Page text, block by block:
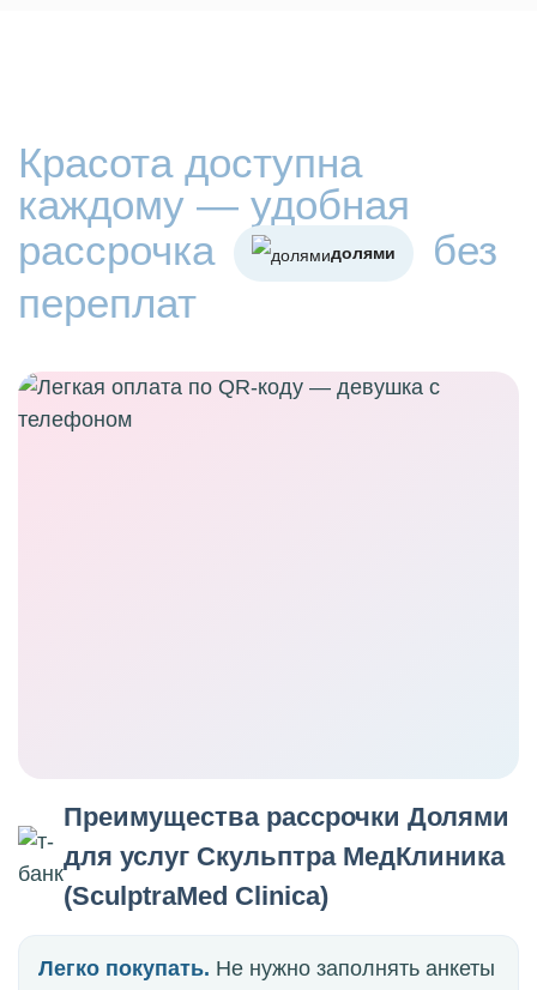
Красота доступна
каждому — удобная
рассрочка
долями
без
переплат
Преимущества рассрочки Долями
для услуг Скульптра МедКлиника
(SculptraMed Clinica)
Легко покупать. Не нужно заполнять анкеты